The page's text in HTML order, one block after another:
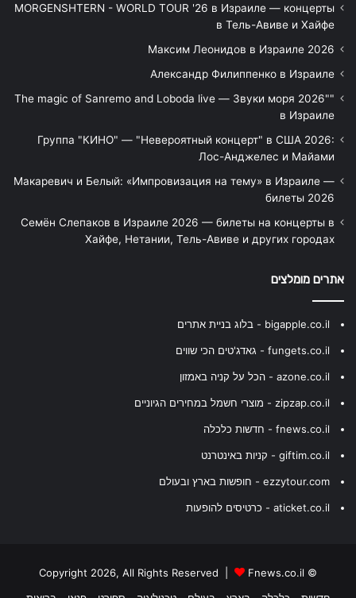
MORGENSHTERN - WORLD TOUR '26 в Израиле — концерты
в Тель-Авиве и Хайфе
Максим Леонидов в Израиле 2026
Александр Филиппенко в Израиле
"The magic of Sanremo and Loboda live — Звуки моря 2026"
в Израиле
Группа "КИНО" — "Невероятный концерт" в США 2026:
Лос-Анджелес и Майами
Макаревич и Белый: «Импровизация на тему» в Израиле —
билеты 2026
Семён Слепаков в Израиле 2026 — билеты на концерты в
Хайфе, Нетании, Тель-Авиве и других городах
אתרים מומלצים
bigapple.co.il - בלוג בניית אתרים
fungets.co.il - גאדג'טים הכי שווים
azone.co.il - הכל על קניה באמזון
zipzap.co.il - מוצרי חשמל במחירים הגיוניים
fnews.co.il - חדשות כלכלה
giftim.co.il - קניות באינטרנט
ezzytour.com - חופשות בארץ ובעולם
aticket.co.il - כרטיסים להופעות
© Copyright 2026, All Rights Reserved |
Fnews.co.il